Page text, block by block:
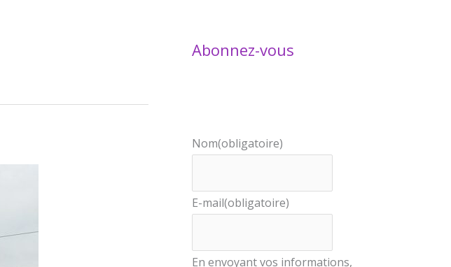
Abonnez-vous
Nom(obligatoire)
E-mail(obligatoire)
En envoyant vos informations,